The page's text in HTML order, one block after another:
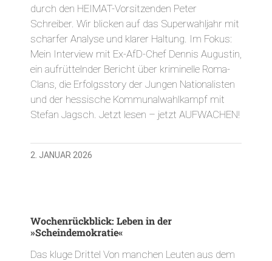
durch den HEIMAT-Vorsitzenden Peter
Schreiber. Wir blicken auf das Superwahljahr mit
scharfer Analyse und klarer Haltung. Im Fokus:
Mein Interview mit Ex-AfD-Chef Dennis Augustin,
ein aufrüttelnder Bericht über kriminelle Roma-
Clans, die Erfolgsstory der Jungen Nationalisten
und der hessische Kommunalwahlkampf mit
Stefan Jagsch. Jetzt lesen – jetzt AUFWACHEN!
2. JANUAR 2026
Wochenrückblick: Leben in der
»Scheindemokratie«
Das kluge Drittel Von manchen Leuten aus dem